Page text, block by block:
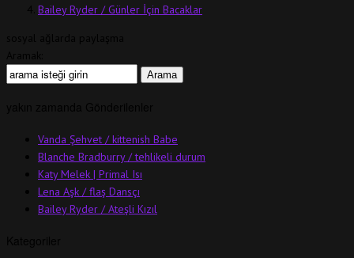
Bailey Ryder / Günler İçin Bacaklar
Vanda Şehvet / kittenish Babe
Blanche Bradburry / tehlikeli durum
Katy Melek | Primal Isı
Lena Aşk / flaş Dansçı
Bailey Ryder / Ateşli Kızıl